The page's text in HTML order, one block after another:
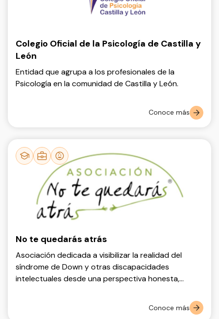
Colegio Oficial de la Psicología de Castilla y
León
Entidad que agrupa a los profesionales de la
Psicología en la comunidad de Castilla y León.
Conoce más
No te quedarás atrás
Asociación dedicada a visibilizar la realidad del
síndrome de Down y otras discapacidades
intelectuales desde una perspectiva honesta,
Conoce más